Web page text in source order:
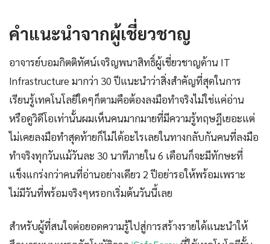
คำแนะนำจากผู้เชี่ยวชาญ
อาจารย์บอมกิตติทัศน์เจริญพนาสิทธิ์ผู้เชี่ยวชาญด้าน IT
Infrastructure มากว่า 30 ปีแนะนำว่าสิ่งสำคัญที่สุดในการ
เรียนรู้เทคโนโลยีใดๆก็ตามคือต้องลงมือทำจริงไม่ใช่แค่อ่าน
หรือดูวิดีโอเท่านั้นผมเห็นคนมากมายที่มีความรู้ทฤษฎีเยอะแต่
ไม่เคยลงมือทำสุดท้ายก็ไม่ได้อะไรเลยในทางกลับกันคนที่ลงมือ
ทำจริงทุกวันแม้วันละ 30 นาทีภายใน 6 เดือนก็จะมีทักษะที่
แข็งแกร่งกว่าคนที่อ่านอย่างเดียว 2 ปีอย่ารอให้พร้อมเพราะ
ไม่มีวันที่พร้อมจริงๆหรอกเริ่มต้นวันนี้เลย
สำหรับผู้ที่สนใจต่อยอดความรู้ไปสู่การสร้างรายได้แนะนำให้